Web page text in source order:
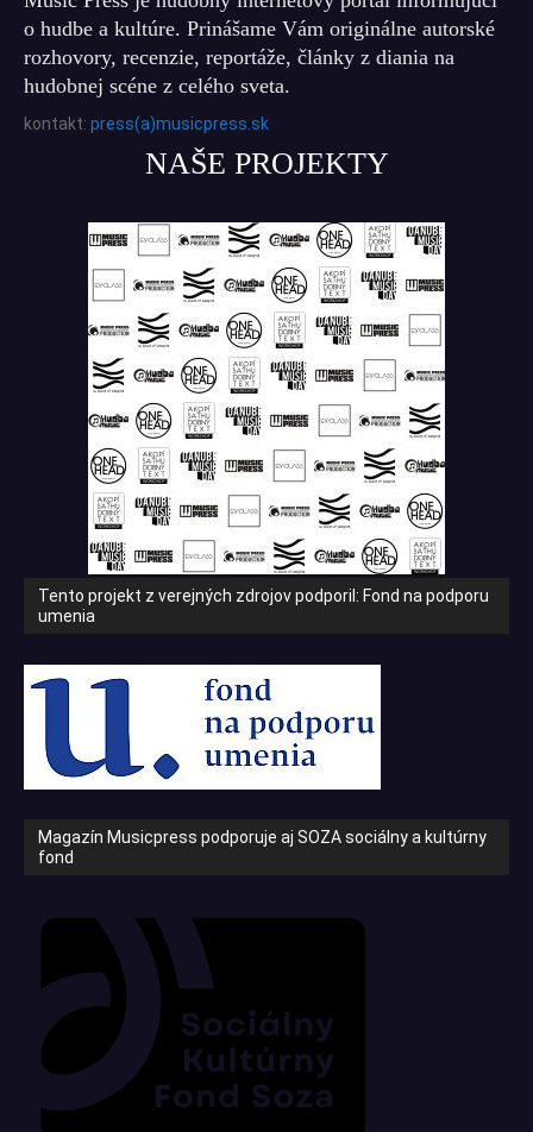
o hudbe a kultúre. Prinášame Vám originálne autorské
rozhovory, recenzie, reportáže, články z diania na
hudobnej scéne z celého sveta.
kontakt: press(a)musicpress.sk
NAŠE PROJEKTY
Tento projekt z verejných zdrojov podporil: Fond na podporu
umenia
Magazín Musicpress podporuje aj SOZA sociálny a kultúrny
fond